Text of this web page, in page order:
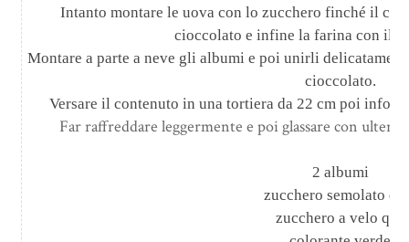
Intanto montare le uova con lo zucchero finché il
cioccolato e infine la farina con il
Montare a parte a neve gli albumi e poi unirli
cioccolato.
Versare il contenuto in una tortiera da 22 cm poi
Far raffreddare leggermente e poi glassare con
2 albumi
zucchero semolato
zucchero a velo q.b.